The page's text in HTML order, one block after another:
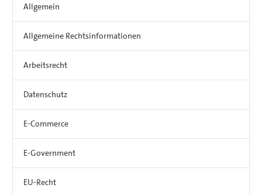
Allgemein
Allgemeine Rechtsinformationen
Arbeitsrecht
Datenschutz
E-Commerce
E-Government
EU-Recht